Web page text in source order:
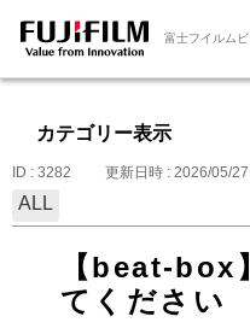
富士フイルム
カテゴリー表示
ID : 3282 更新日時 : 2026/05/
ALL
【beat-box
てください